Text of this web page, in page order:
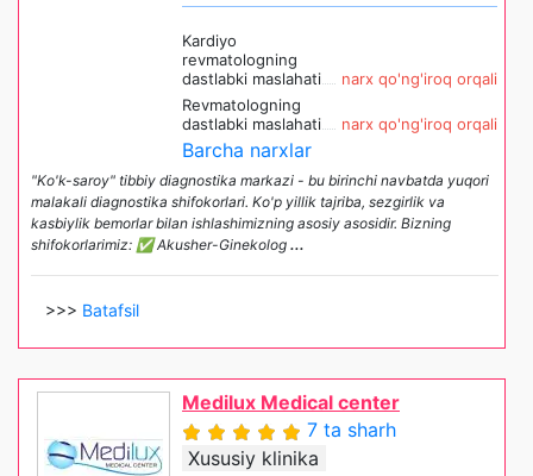
Kardiyo
revmatologning
dastlabki maslahati
narx qo'ng'iroq orqali
Revmatologning
dastlabki maslahati
narx qo'ng'iroq orqali
Barcha narxlar
"Ko'k-saroy" tibbiy diagnostika markazi - bu birinchi navbatda yuqori
malakali diagnostika shifokorlari. Ko'p yillik tajriba, sezgirlik va
kasbiylik bemorlar bilan ishlashimizning asosiy asosidir. Bizning
shifokorlarimiz: ✅ Akusher-Ginekolog ...
>>> Batafsil
Medilux Medical center
7 ta sharh
Xususiy klinika